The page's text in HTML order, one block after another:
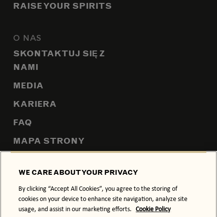
RAISE YOUR SPIRITS
O NAS
SKONTAKTUJ SIĘ Z
NAMI
MEDIA
KARIERA
FAQ
MAPA STRONY
POLITYKA PRYWATNOŚCI
POLITYKA COOCKIES
WARUNKI
WE CARE ABOUT YOUR PRIVACY
By clicking “Accept All Cookies”, you agree to the storing of
cookies on your device to enhance site navigation, analyze site
usage, and assist in our marketing efforts. Cookie Policy